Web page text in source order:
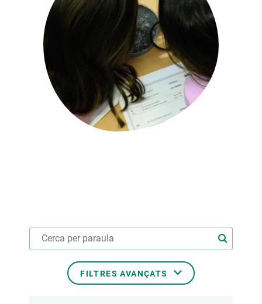
FILTRES AVANÇATS
NOTÍCIES I AGENDA